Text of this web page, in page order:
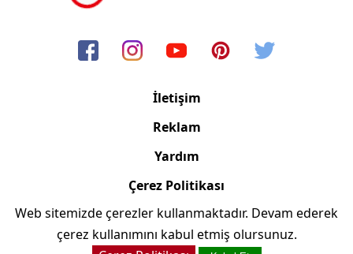
İletişim
Reklam
Yardım
Çerez Politikası
Copyright © 2006/2024 Canlimobeseizle.net
Web sitemizde çerezler kullanmaktadır. Devam ederek
çerez kullanımını kabul etmiş olursunuz.